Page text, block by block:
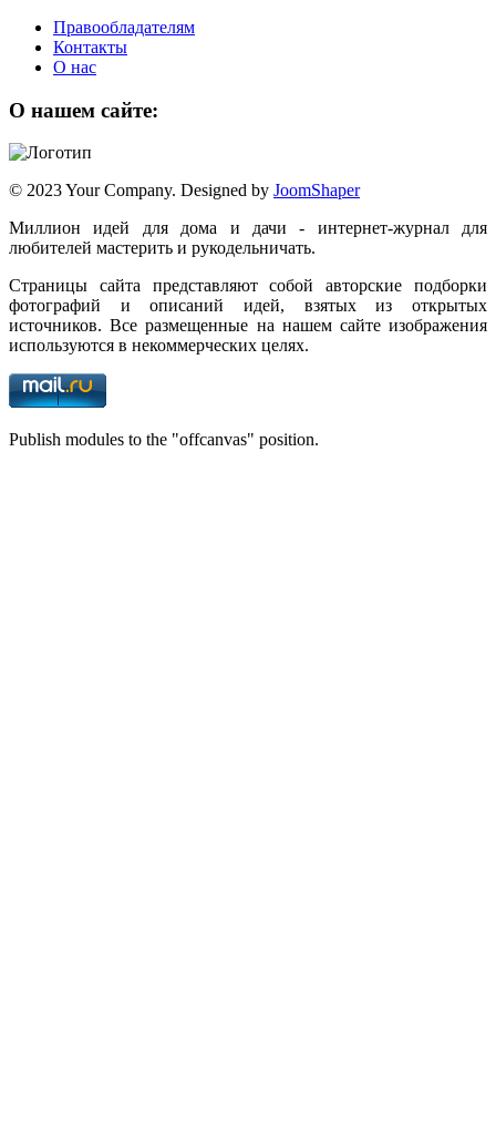
Правообладателям
Контакты
О нас
О нашем сайте:
© 2023 Your Company. Designed by JoomShaper
Миллион идей для дома и дачи - интернет-журнал для
любителей мастерить и рукодельничать.
Страницы сайта представляют собой авторские подборки
фотографий и описаний идей, взятых из открытых
источников. Все размещенные на нашем сайте изображения
используются в некоммерческих целях.
Publish modules to the "offcanvas" position.